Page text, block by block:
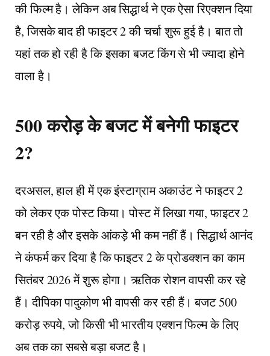
की फिल्म है। लेकिन अब सिद्धार्थ ने एक ऐसा रिएक्शन दिया
है, जिसके बाद ही फाइटर 2 की चर्चा शुरू हुई है। बात तो
यहां तक हो रही है कि इसका बजट किंग से भी ज्यादा होने
वाला है।
500 करोड़ के बजट में बनेगी फाइटर
2?
दरअसल, हाल ही में एक इंस्टाग्राम अकाउंट ने फाइटर 2
को लेकर एक पोस्ट किया। पोस्ट में लिखा गया, फाइटर 2
बन रही है और इसके आंकड़े भी कम नहीं हैं। सिद्धार्थ आनंद
ने कंफर्म कर दिया है कि फाइटर 2 के प्रोडक्शन का काम
सितंबर 2026 में शुरू होगा। ऋतिक रोशन वापसी कर रहे
हैं। दीपिका पादुकोण भी वापसी कर रही हैं। बजट 500
करोड़ रुपये, जो किसी भी भारतीय एक्शन फिल्म के लिए
अब तक का सबसे बड़ा बजट है।